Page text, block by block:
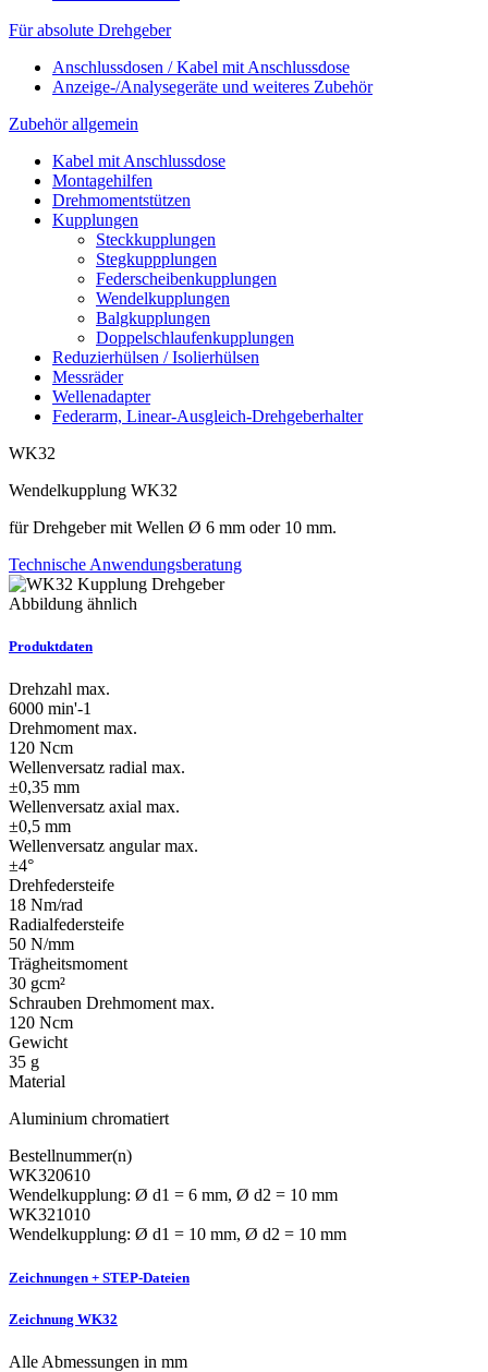
Für absolute Drehgeber
Anschlussdosen / Kabel mit Anschlussdose
Anzeige-/Analysegeräte und weiteres Zubehör
Zubehör allgemein
Kabel mit Anschlussdose
Montagehilfen
Drehmomentstützen
Kupplungen
Steckkupplungen
Stegkuppplungen
Federscheibenkupplungen
Wendelkupplungen
Balgkupplungen
Doppelschlaufenkupplungen
Reduzierhülsen / Isolierhülsen
Messräder
Wellenadapter
Federarm, Linear-Ausgleich-Drehgeberhalter
WK32
Wendelkupplung WK32
für Drehgeber mit Wellen Ø 6 mm oder 10 mm.
Technische Anwendungsberatung
Abbildung ähnlich
Produktdaten
Drehzahl max.
6000 min'-1
Drehmoment max.
120 Ncm
Wellenversatz radial max.
±0,35 mm
Wellenversatz axial max.
±0,5 mm
Wellenversatz angular max.
±4°
Drehfedersteife
18 Nm/rad
Radialfedersteife
50 N/mm
Trägheitsmoment
30 gcm²
Schrauben Drehmoment max.
120 Ncm
Gewicht
35 g
Material
Aluminium chromatiert
Bestellnummer(n)
WK320610
Wendelkupplung: Ø d1 = 6 mm, Ø d2 = 10 mm
WK321010
Wendelkupplung: Ø d1 = 10 mm, Ø d2 = 10 mm
Zeichnungen + STEP-Dateien
Zeichnung WK32
Alle Abmessungen in mm